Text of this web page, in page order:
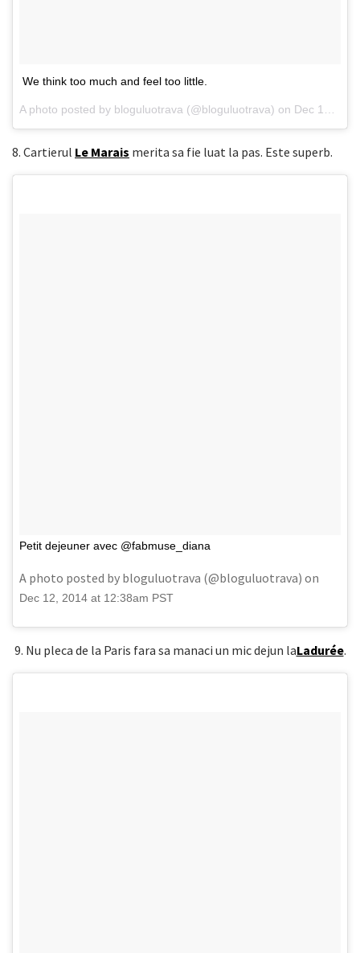
We think too much and feel too little.
A photo posted by bloguluotrava (@bloguluotrava) on Dec 12, 2014 at 10:04pm PST
8. Cartierul Le Marais merita sa fie luat la pas. Este superb.
Petit dejeuner avec @fabmuse_diana
A photo posted by bloguluotrava (@bloguluotrava) on
Dec 12, 2014 at 12:38am PST
9. Nu pleca de la Paris fara sa manaci un mic dejun laLadurée.